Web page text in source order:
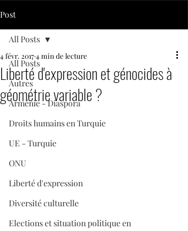
Post
All Posts
Autres
Arménie - Diaspora
Droits humains en Turquie
UE - Turquie
ONU
Liberté d'expression
Diversité culturelle
Elections et situation politique en
All Posts
Liberté d'expression et génocides à
géométrie variable ?
4 févr. 20174 min de lecture